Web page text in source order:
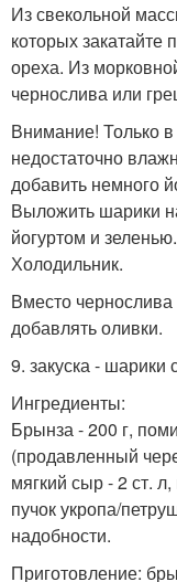
Из свекольной
которых закатайте
ореха. Из
чернослива или
Внимание! Только
недостаточно
добавить немного
Выложить шарики
йогуртом и
Холодильник.
Вместо
добавлять оливки.
9. закуска -
Ингредиенты:
Брынза - 200 г,
(продавленный
мягкий сыр - 2 ст.
пучок укропа/
надобности.
Приготовление: